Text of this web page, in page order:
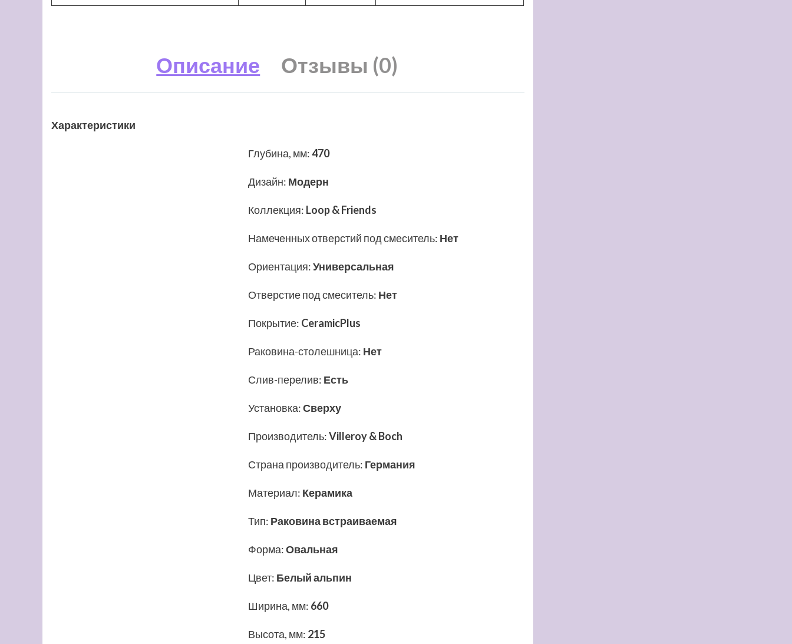
Описание Отзывы (0)
Характеристики
Глубина, мм:470
Дизайн: Модерн
Коллекция: Loop & Friends
Намеченных отверстий под смеситель: Нет
Ориентация:Универсальная
Отверстие под смеситель: Нет
Покрытие: CeramicPlus
Раковина-столешница: Нет
Слив-перелив: Есть
Установка:Сверху
Производитель:Villeroy & Boch
Страна производитель: Германия
Материал: Керамика
Тип: Раковина встраиваемая
Форма:Овальная
Цвет: Белый альпин
Ширина, мм: 660
Высота, мм: 215